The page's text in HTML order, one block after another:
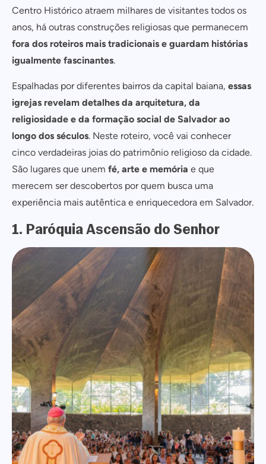
Centro Histórico atraem milhares de visitantes todos os
anos, há outras construções religiosas que permanecem
fora dos roteiros mais tradicionais e guardam histórias
igualmente fascinantes.
Espalhadas por diferentes bairros da capital baiana, essas
igrejas revelam detalhes da arquitetura, da
religiosidade e da formação social de Salvador ao
longo dos séculos. Neste roteiro, você vai conhecer
cinco verdadeiras joias do patrimônio religioso da cidade.
São lugares que unem fé, arte e memória e que
merecem ser descobertos por quem busca uma
experiência mais autêntica e enriquecedora em Salvador.
1. Paróquia Ascensão do Senhor